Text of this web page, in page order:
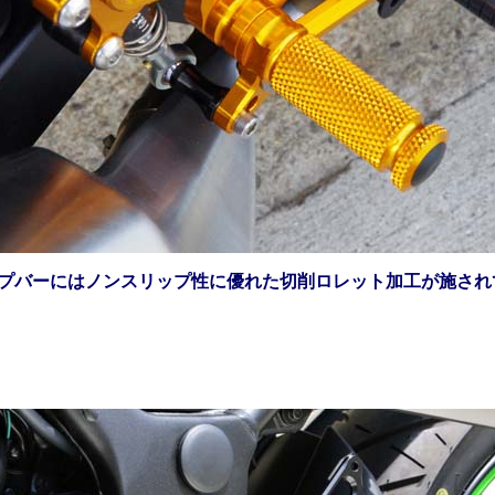
バーにはノンスリップ性に優れた切削ロレット加工が施さ